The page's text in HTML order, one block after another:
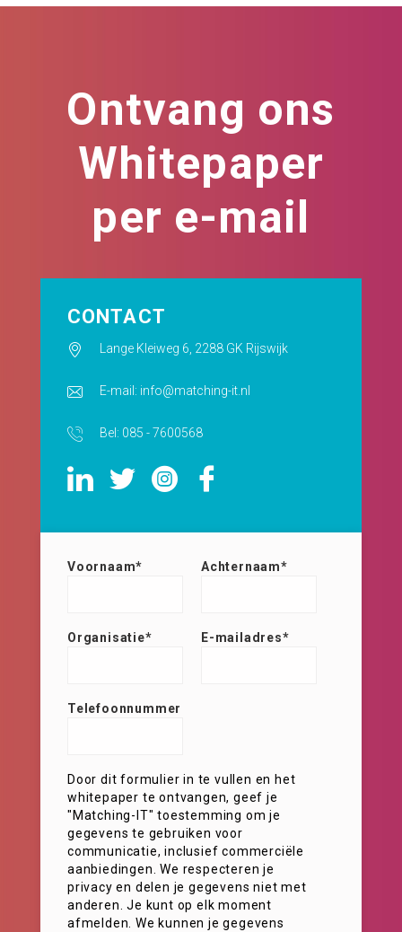
Ontvang ons
Whitepaper
per e-mail
CONTACT
Lange Kleiweg 6, 2288 GK Rijswijk
E-mail: info@matching-it.nl
Bel: 085 - 7600568
Voornaam* Achternaam*
Organisatie* E-mailadres*
Telefoonnummer
Door dit formulier in te vullen en het
whitepaper te ontvangen, geef je
"Matching-IT" toestemming om je
gegevens te gebruiken voor
communicatie, inclusief commerciële
aanbiedingen. We respecteren je
privacy en delen je gegevens niet met
anderen. Je kunt op elk moment
afmelden. We kunnen je gegevens